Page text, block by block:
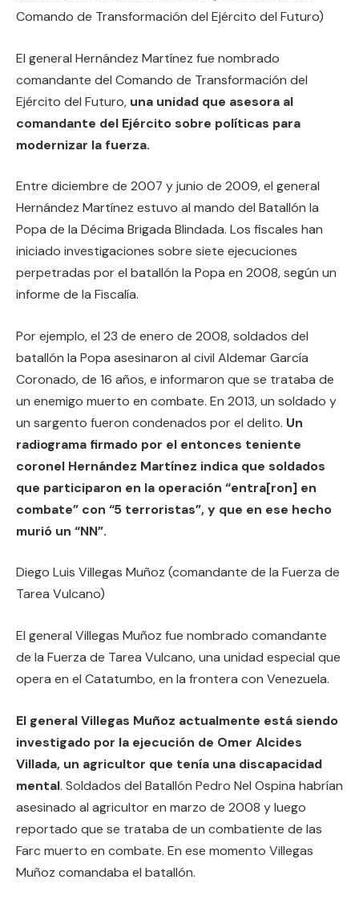
Comando de Transformación del Ejército del Futuro)
El general Hernández Martínez fue nombrado
comandante del Comando de Transformación del
Ejército del Futuro, una unidad que asesora al
comandante del Ejército sobre políticas para
modernizar la fuerza.
Entre diciembre de 2007 y junio de 2009, el general
Hernández Martínez estuvo al mando del Batallón la
Popa de la Décima Brigada Blindada. Los fiscales han
iniciado investigaciones sobre siete ejecuciones
perpetradas por el batallón la Popa en 2008, según un
informe de la Fiscalía.
Por ejemplo, el 23 de enero de 2008, soldados del
batallón la Popa asesinaron al civil Aldemar García
Coronado, de 16 años, e informaron que se trataba de
un enemigo muerto en combate. En 2013, un soldado y
un sargento fueron condenados por el delito. Un
radiograma firmado por el entonces teniente
coronel Hernández Martínez indica que soldados
que participaron en la operación “entra[ron] en
combate” con “5 terroristas”, y que en ese hecho
murió un “NN”.
Diego Luis Villegas Muñoz (comandante de la Fuerza de
Tarea Vulcano)
El general Villegas Muñoz fue nombrado comandante
de la Fuerza de Tarea Vulcano, una unidad especial que
opera en el Catatumbo, en la frontera con Venezuela.
El general Villegas Muñoz actualmente está siendo
investigado por la ejecución de Omer Alcides
Villada, un agricultor que tenía una discapacidad
mental. Soldados del Batallón Pedro Nel Ospina habrían
asesinado al agricultor en marzo de 2008 y luego
reportado que se trataba de un combatiente de las
Farc muerto en combate. En ese momento Villegas
Muñoz comandaba el batallón.